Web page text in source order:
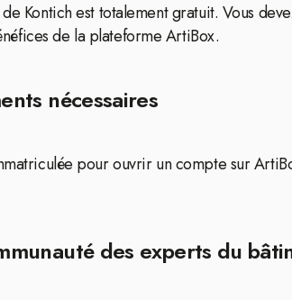
Kontich est totalement gratuit. Vous
de la plateforme ArtiBox.
nécessaires
pour ouvrir un compte sur
des experts du